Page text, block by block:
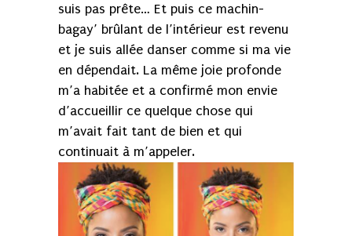
suis pas prête… Et puis ce machin-
bagay’ brûlant de l’intérieur est revenu
et je suis allée danser comme si ma vie
en dépendait. La même joie profonde
m’a habitée et a confirmé mon envie
d’accueillir ce quelque chose qui
m’avait fait tant de bien et qui
continuait à m’appeler.